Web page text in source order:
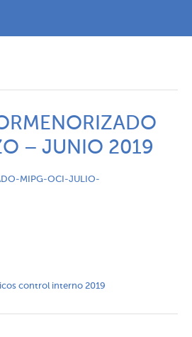
– JUNIO 2019
MIPG-OCI-JULIO-
control interno 2019